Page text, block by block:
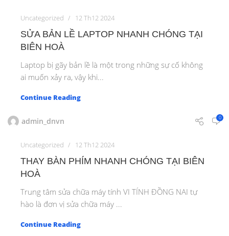
Uncategorized 12 Th12 2024
SỬA BẢN LỀ LAPTOP NHANH CHÓNG TẠI
BIÊN HOÀ
Laptop bị gãy bản lề là một trong những sự cố không
ai muốn xảy ra, vậy khi...
Continue Reading
admin_dnvn 0
Uncategorized 12 Th12 2024
THAY BÀN PHÍM NHANH CHÓNG TẠI BIÊN
HOÀ
Trung tâm sửa chữa máy tính VI TÍNH ĐỒNG NAI tự
hào là đơn vị sửa chữa máy ...
Continue Reading